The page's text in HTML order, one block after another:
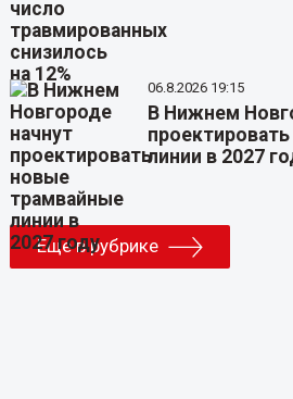
06.8.2026 19:15
В Нижнем
линии в 2027
Еще в рубрике